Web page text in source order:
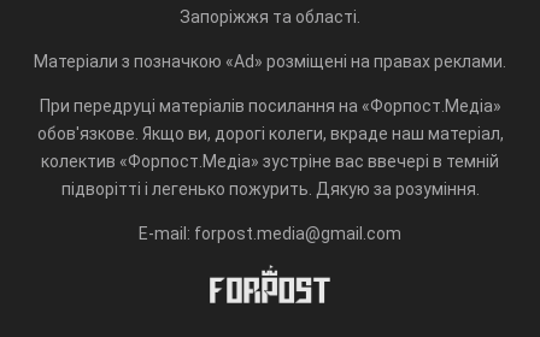
Запоріжжя та області.
Матеріали з позначкою «Ad» розміщені на правах реклами.
При передруці матеріалів посилання на «Форпост.Медіа»
обов'язкове. Якщо ви, дорогі колеги, вкраде наш матеріал,
колектив «Форпост.Медіа» зустріне вас ввечері в темній
підворітті і легенько пожурить. Дякую за розуміння.
E-mail: forpost.media@gmail.com